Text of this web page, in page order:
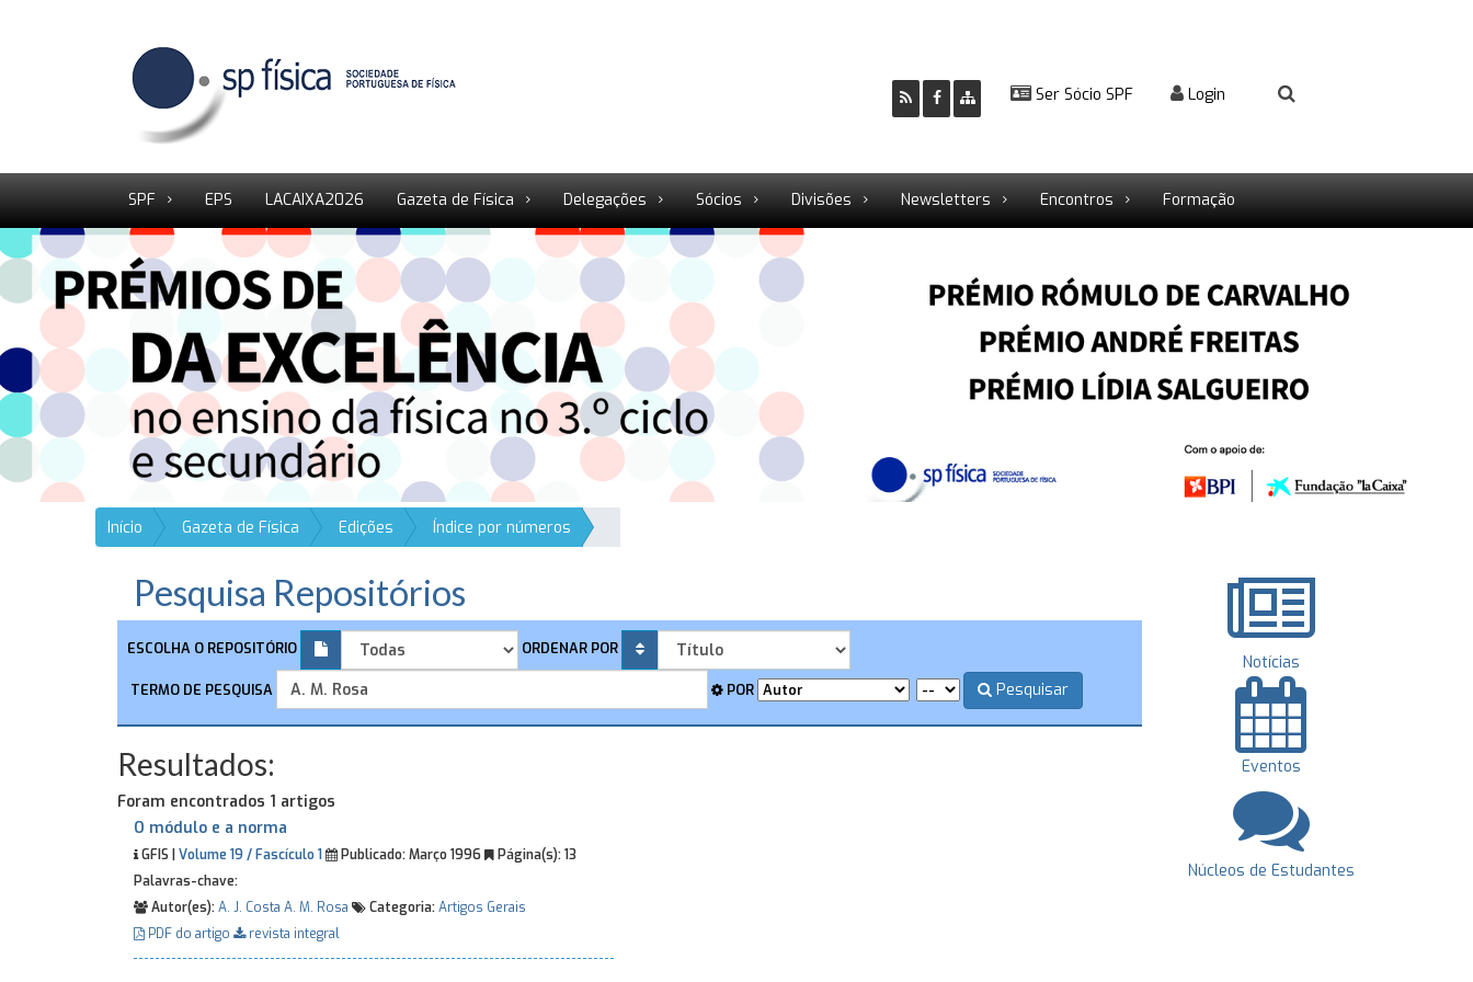
Ser Sócio SPF Login
SPF EPS LACAIXA2026 Gazeta de Física Delegações Sócios Divisões Newsletters Encontros Formação
Início Gazeta de Física Edições Índice por números
Pesquisa Repositórios
ESCOLHA O REPOSITÓRIO ORDENAR POR
TERMO DE PESQUISA POR Pesquisar
Resultados:
Foram encontrados 1 artigos
O módulo e a norma
GFIS | Volume 19 / Fascículo 1 Publicado:Março 1996 Página(s):13
Palavras-chave:
Autor(es):A. J. Costa A. M. Rosa Categoria:Artigos Gerais
PDF do artigo
revista integral
Notícias
Eventos
Núcleos de Estudantes